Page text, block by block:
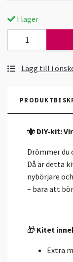
I lager
Lägg till i
🐝 DIY-kit:
Drömmer
Då är detta
nybörjare
– bara att
🎁 Kitet
Extra